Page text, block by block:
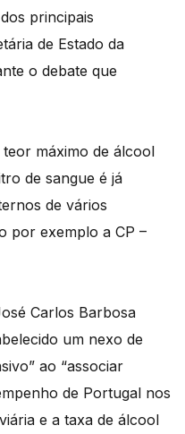
principais
de Estado da
o debate que
máximo de álcool
de sangue é já
de vários
por exemplo a CP –
Carlos Barbosa
um nexo de
ao “associar
de Portugal nos
e a taxa de álcool